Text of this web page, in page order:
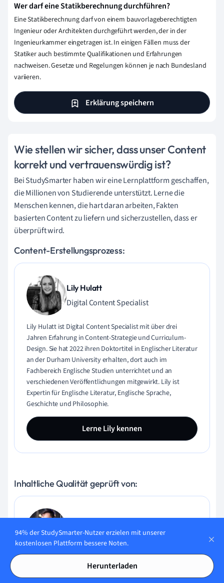
Wer darf eine Statikberechnung durchführen?
Eine Statikberechnung darf von einem bauvorlageberechtigten
Ingenieur oder Architekten durchgeführt werden, der in der
Ingenieurkammer eingetragen ist. In einigen Fällen muss der
Statiker auch bestimmte Qualifikationen und Erfahrungen
nachweisen. Gesetze und Regelungen können je nach Bundesland
variieren.
Erklärung speichern
Wie stellen wir sicher, dass unser Content
korrekt und vertrauenswürdig ist?
Bei StudySmarter haben wir eine Lernplattform geschaffen,
die Millionen von Studierende unterstützt. Lerne die
Menschen kennen, die hart daran arbeiten, Fakten
basierten Content zu liefern und sicherzustellen, dass er
überprüft wird.
Content-Erstellungsprozess:
Lily Hulatt
Digital Content Specialist
Lily Hulatt ist Digital Content Specialist mit über drei
Jahren Erfahrung in Content-Strategie und Curriculum-
Design. Sie hat 2022 ihren Doktortitel in Englischer Literatur
an der Durham University erhalten, dort auch im
Fachbereich Englische Studien unterrichtet und an
verschiedenen Veröffentlichungen mitgewirkt. Lily ist
Expertin für Englische Literatur, Englische Sprache,
Geschichte und Philosophie.
Lerne Lily kennen
Inhaltliche Qualität geprüft von:
Gabriel Freitas
AI Engineer
Gabriel Freitas ist AI Engineer mit solider Erfahrung in
Softwareentwicklung, maschinellen Lernalgorithmen und
94% der StudySmarter-Nutzer erzielen mit unserer
kostenlosen Plattform bessere Noten.
Herunterladen